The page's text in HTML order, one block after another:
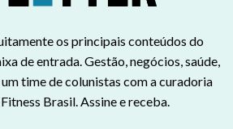
os principais conteúdos do
de entrada. Gestão, negócios, saúde,
time de colunistas com a curadoria
Brasil. Assine e receba.